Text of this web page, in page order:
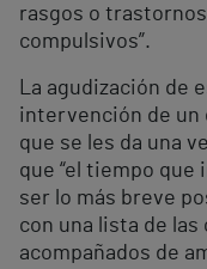
rasgos o
compulsivos”.
La agudización de
intervención de un
que se les da una
que “el tiempo
ser lo más breve
con una lista de las
acompañados de